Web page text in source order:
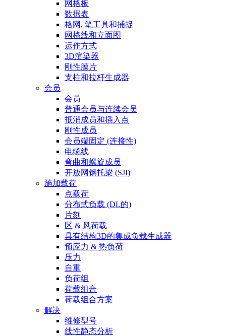
网格板
数据表
格网, 笔工具和捕捉
网格线和立面图
运作方式
3D渲染器
刚性膜片
支柱和拉杆生成器
会员
会员
普通会员与连续会员
抵消成员和插入点
刚性成员
会员端固定 (连接性)
电缆线
弯曲和螺旋成员
开放网钢托梁 (SJI)
施加载荷
点载荷
分布式负载 (DL的)
片刻
区 & 风荷载
具有结构3D的集成负载生成器
预应力 & 热负荷
压力
自重
负荷组
荷载组合
荷载组合方案
解决
维修型号
线性静态分析